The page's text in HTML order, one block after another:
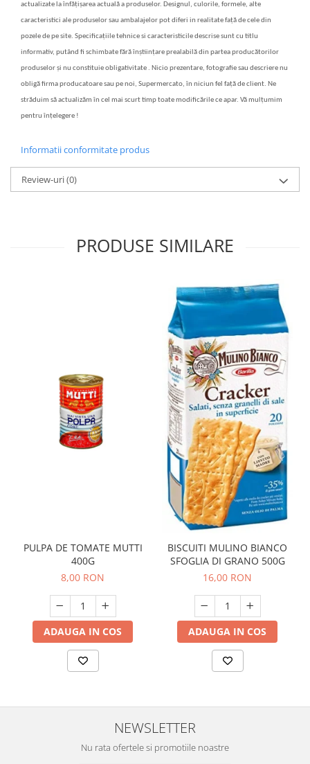
actualizate la înfățișarea actuală a produselor. Designul, culorile, formele, alte
caracteristici ale produselor sau ambalajelor pot diferi in realitate față de cele din
pozele de pe site. Specificațiile tehnice si caracteristicile descrise sunt cu titlu
informativ, putând fi schimbate fără înștiințare prealabilă din partea producătorilor
produselor și nu constituie obligativitate . Nicio prezentare, fotografie sau descriere nu
obligă firma producatoare sau pe noi, Supermercato, în niciun fel față de client. Ne
străduim să actualizăm în cel mai scurt timp toate modificările ce apar. Vă mulțumim
pentru înțelegere !
Informatii conformitate produs
Review-uri(0)
PRODUSE SIMILARE
PULPA DE TOMATE MUTTI
400G
8,00 RON
ADAUGA IN COS
BISCUITI MULINO BIANCO
SFOGLIA DI GRANO 500G
16,00 RON
ADAUGA IN COS
NEWSLETTER
Nu rata ofertele si promotiile noastre